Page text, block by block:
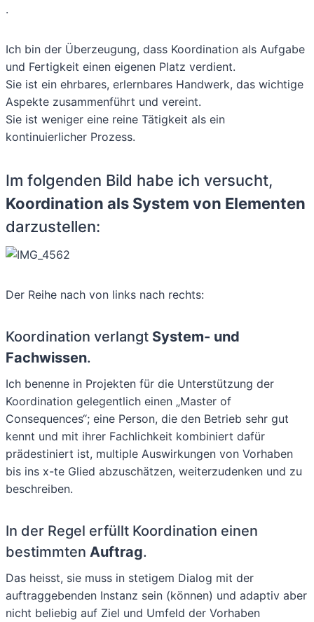
.
Ich bin der Überzeugung, dass Koordination als Aufgabe
und Fertigkeit einen eigenen Platz verdient.
Sie ist ein ehrbares, erlernbares Handwerk, das wichtige
Aspekte zusammenführt und vereint.
Sie ist weniger eine reine Tätigkeit als ein
kontinuierlicher Prozess.
Im folgenden Bild habe ich versucht,
Koordination als System von Elementen
darzustellen:
Der Reihe nach von links nach rechts:
Koordination verlangt System- und
Fachwissen.
Ich benenne in Projekten für die Unterstützung der
Koordination gelegentlich einen „Master of
Consequences“; eine Person, die den Betrieb sehr gut
kennt und mit ihrer Fachlichkeit kombiniert dafür
prädestiniert ist, multiple Auswirkungen von Vorhaben
bis ins x-te Glied abzuschätzen, weiterzudenken und zu
beschreiben.
In der Regel erfüllt Koordination einen
bestimmten Auftrag.
Das heisst, sie muss in stetigem Dialog mit der
auftraggebenden Instanz sein (können) und adaptiv aber
nicht beliebig auf Ziel und Umfeld der Vorhaben